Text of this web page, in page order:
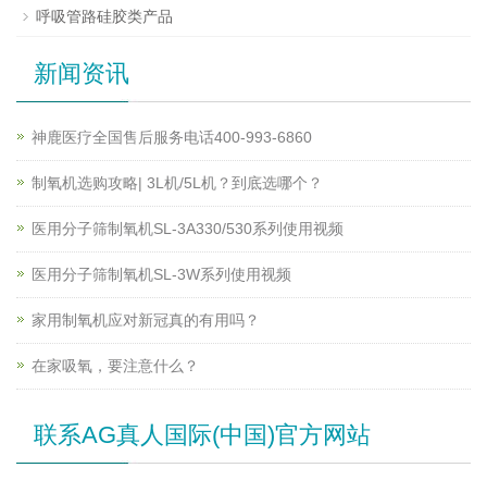
呼吸管路硅胶类产品
新闻资讯
神鹿医疗全国售后服务电话400-993-6860
制氧机选购攻略| 3L机/5L机？到底选哪个？
医用分子筛制氧机SL-3A330/530系列使用视频
医用分子筛制氧机SL-3W系列使用视频
家用制氧机应对新冠真的有用吗？
在家吸氧，要注意什么？
联系AG真人国际(中国)官方网站